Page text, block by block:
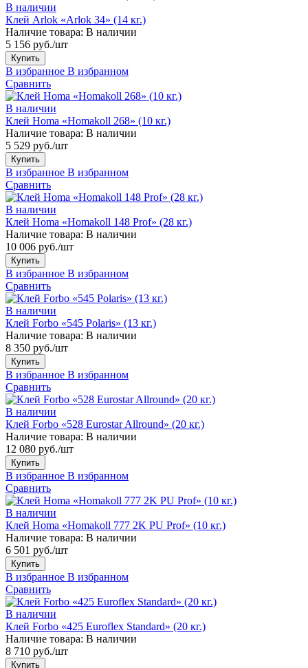
В наличии
Клей Arlok «Arlok 34» (14 кг.)
Наличие товара: В наличии
5 156 руб./шт
Купить
В избранное В избранном
Сравнить
В наличии
Клей Homa «Homakoll 268» (10 кг.)
Наличие товара: В наличии
5 529 руб./шт
Купить
В избранное В избранном
Сравнить
В наличии
Клей Homa «Homakoll 148 Prof» (28 кг.)
Наличие товара: В наличии
10 006 руб./шт
Купить
В избранное В избранном
Сравнить
В наличии
Клей Forbo «545 Polaris» (13 кг.)
Наличие товара: В наличии
8 350 руб./шт
Купить
В избранное В избранном
Сравнить
В наличии
Клей Forbo «528 Eurostar Allround» (20 кг.)
Наличие товара: В наличии
12 080 руб./шт
Купить
В избранное В избранном
Сравнить
В наличии
Клей Homa «Homakoll 777 2K PU Prof» (10 кг.)
Наличие товара: В наличии
6 501 руб./шт
Купить
В избранное В избранном
Сравнить
В наличии
Клей Forbo «425 Euroflex Standard» (20 кг.)
Наличие товара: В наличии
8 710 руб./шт
Купить